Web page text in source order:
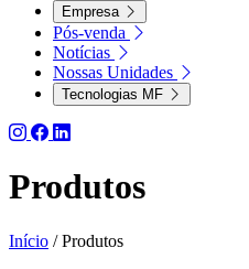
Empresa
Pós-venda
Notícias
Nossas Unidades
Tecnologias MF
Produtos
Início / Produtos